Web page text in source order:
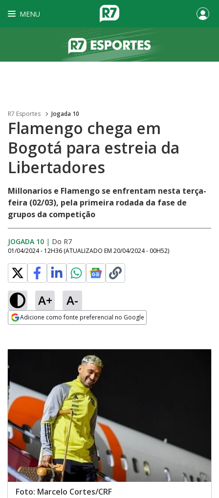
MENU
R7 Esportes Jogada 10
Flamengo chega em
Bogotá para estreia da
Libertadores
Millonarios e Flamengo se enfrentam nesta terça-
feira (02/03), pela primeira rodada da fase de
grupos da competição
JOGADA 10 | Do R7
01/04/2024 - 12H36 (ATUALIZADO EM 20/04/2024 - 00H52)
A+ A-
Adicione como fonte preferencial no Google
Foto: Marcelo Cortes/CRF